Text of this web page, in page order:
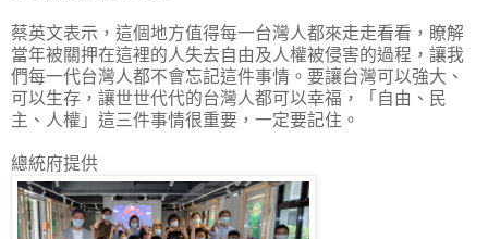
蔡英文表示，這個地方值得每一台灣人都來走走看看，瞭解
當年被關押在這裡的人失去自由及人權被侵害的過程，讓我
們每一代台灣人都不會忘記這件事情。要讓台灣可以強大、
可以生存，讓世世代代的台灣人都可以幸福，「自由、民
主、人權」這三件事情很重要，一定要記住。
總統府提供